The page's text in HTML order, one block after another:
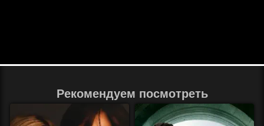
Рекомендуем посмотреть